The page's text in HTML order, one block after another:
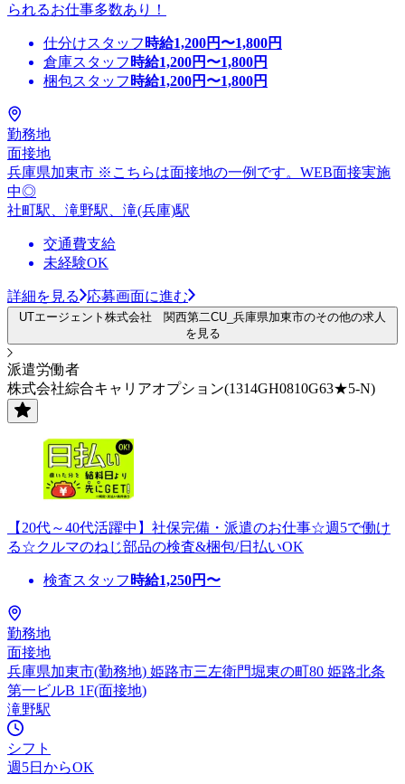
られるお仕事多数あり！
仕分けスタッフ 時給1,200円〜1,800円
倉庫スタッフ 時給1,200円〜1,800円
梱包スタッフ 時給1,200円〜1,800円
勤務地
面接地
兵庫県加東市 ※こちらは面接地の一例です。WEB面接実施
中◎
社町駅、滝野駅、滝(兵庫)駅
交通費支給
未経験OK
詳細を見る 応募画面に進む
UTエージェント株式会社 関西第二CU_兵庫県加東市のその他の求人
を見る
派遣労働者
株式会社綜合キャリアオプション(1314GH0810G63★5-N)
【20代～40代活躍中】社保完備・派遣のお仕事☆週5で働け
る☆クルマのねじ部品の検査&梱包/日払いOK
検査スタッフ 時給1,250円〜
勤務地
面接地
兵庫県加東市(勤務地) 姫路市三左衛門堀東の町80 姫路北条
第一ビルB 1F(面接地)
滝野駅
シフト
週5日からOK